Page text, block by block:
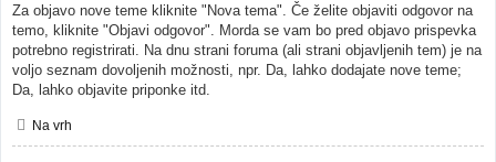
Za objavo nove teme kliknite "Nova tema". Če želite objaviti odgovor na
temo, kliknite "Objavi odgovor". Morda se vam bo pred objavo prispevka
potrebno registrirati. Na dnu strani foruma (ali strani objavljenih tem) je na
voljo seznam dovoljenih možnosti, npr. Da, lahko dodajate nove teme;
Da, lahko objavite priponke itd.
Na vrh